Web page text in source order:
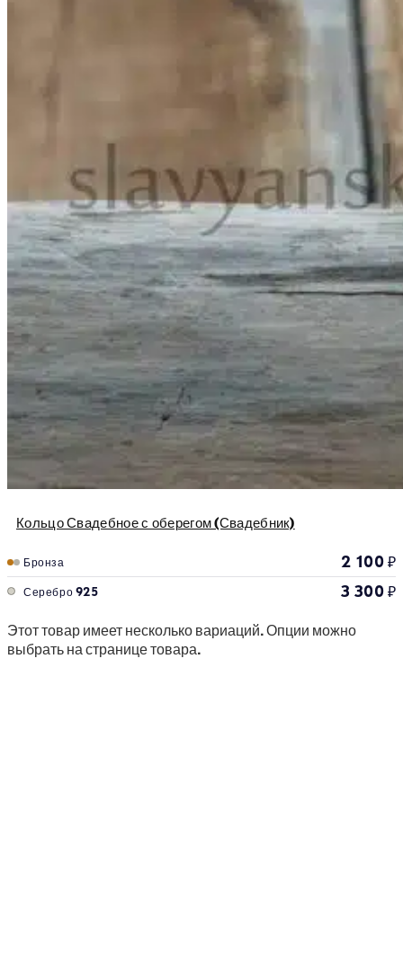
Кольцо Свадебное с оберегом (Свадебник)
Бронза 2 100₽
Серебро 925 3 300₽
Этот товар имеет несколько вариаций. Опции можно
выбрать на странице товара.